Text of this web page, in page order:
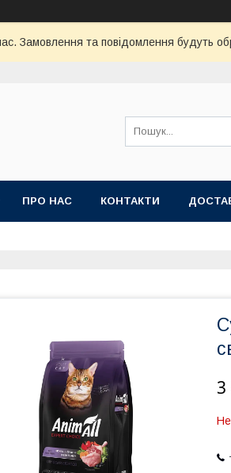
Замовлення та повідомлення будуть
ПРО НАС КОНТАКТИ
3